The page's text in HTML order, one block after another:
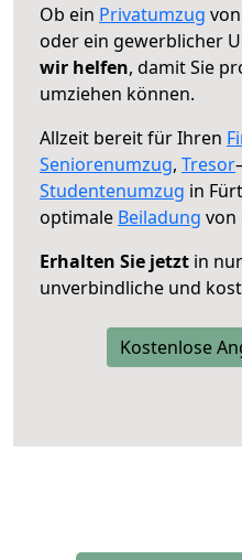
Ob ein Privatumzug
oder ein gewerblicher
wir helfen, damit Sie
umziehen können.
Allzeit bereit für Ihren
Seniorenumzug, Tresor
Studentenumzug in
optimale Beiladung von
Erhalten Sie jetzt in
unverbindliche und
Kostenlose